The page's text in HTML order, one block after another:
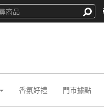
香氛好禮 門市據點